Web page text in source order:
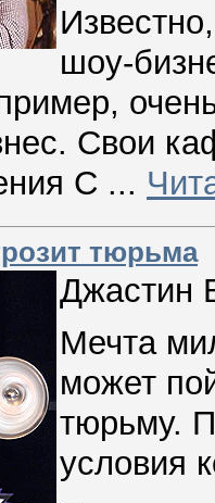
шоу-
Свои
С ...
тюрьма
Джастин
Мечта
может
тюрьму.
условия